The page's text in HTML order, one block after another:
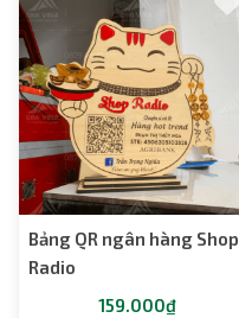
Bảng QR ngân hàng Shop
Radio
159.000₫